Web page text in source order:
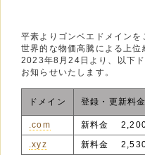
平素よりゴンベエドメイン
世界的な物価高騰による上
2023年8月24日より、以下
お知らせいたします。
ドメイン 登録・更新料
.com
新料金 2,200
.xyz
新料金 2,530